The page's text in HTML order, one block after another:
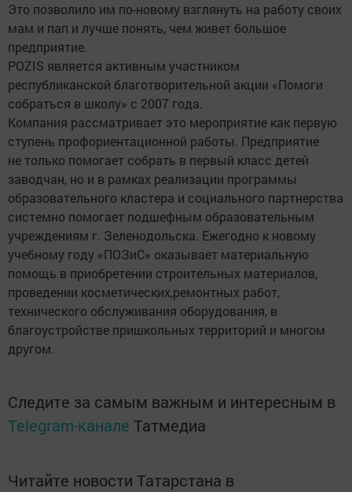
Это позволило им по-новому взглянуть на работу своих
мам и пап и лучше понять, чем живет большое
предприятие.
POZIS является активным участником
республиканской благотворительной акции «Помоги
собраться в школу» с 2007 года.
Компания рассматривает это мероприятие как первую
ступень профориентационной работы. Предприятие
не только помогает собрать в первый класс детей
заводчан, но и в рамках реализации программы
образовательного кластера и социального партнерства
системно помогает подшефным образовательным
учреждениям г. Зеленодольска. Ежегодно к новому
учебному году «ПОЗиС» оказывает материальную
помощь в приобретении строительных материалов,
проведении косметических,ремонтных работ,
технического обслуживания оборудования, в
благоустройстве пришкольных территорий и многом
другом.
Следите за самым важным и интересным в
Telegram-канале Татмедиа
Читайте новости Татарстана в